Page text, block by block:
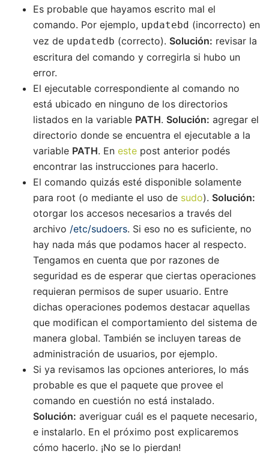
Es probable que hayamos escrito mal el
comando. Por ejemplo, updatebd (incorrecto) en
vez de updatedb (correcto). Solución: revisar la
escritura del comando y corregirla si hubo un
error.
El ejecutable correspondiente al comando no
está ubicado en ninguno de los directorios
listados en la variable PATH. Solución: agregar el
directorio donde se encuentra el ejecutable a la
variable PATH. En este post anterior podés
encontrar las instrucciones para hacerlo.
El comando quizás esté disponible solamente
para root (o mediante el uso de sudo). Solución:
otorgar los accesos necesarios a través del
archivo /etc/sudoers. Si eso no es suficiente, no
hay nada más que podamos hacer al respecto.
Tengamos en cuenta que por razones de
seguridad es de esperar que ciertas operaciones
requieran permisos de super usuario. Entre
dichas operaciones podemos destacar aquellas
que modifican el comportamiento del sistema de
manera global. También se incluyen tareas de
administración de usuarios, por ejemplo.
Si ya revisamos las opciones anteriores, lo más
probable es que el paquete que provee el
comando en cuestión no está instalado.
Solución: averiguar cuál es el paquete necesario,
e instalarlo. En el próximo post explicaremos
cómo hacerlo. ¡No se lo pierdan!